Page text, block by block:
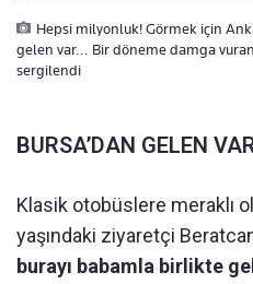
Hepsi milyonluk! Görmek için
gelen var... Bir döneme damga
sergilendi
BURSA’DAN GELEN
Klasik otobüslere meraklı
yaşındaki ziyaretçi
burayı babamla birlikte